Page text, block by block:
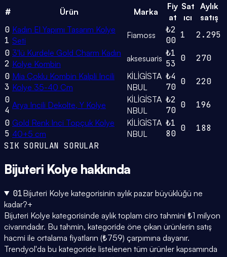
# Ürün Marka
Fiy
at
Sat
ıcı
Aylık
satış
0
1
Kadın El Yapımı Tasarım Kolye
Seti
Fiamoss
₺2
00
1
2.295
0
2
3'lü Kurdele Gold Charm Kadın
Kolye Kombin
aksesuaris ₺1
53
0
270
0
3
Mia Çoklu Kombin Kalpli Incili
Kolye 35-40 Cm
KİLİGİSTA
NBUL
₺4
70
0
220
0
4 Arya Incili Dekolte, Y Kolye
KİLİGİSTA
NBUL
₺2
70
0
196
0
5
Gold Renk Inci Topçuk Kolye
40+5 cm
KİLİGİSTA
NBUL
₺1
80
0
188
SIK SORULAN SORULAR
Bijuteri Kolye hakkında
01Bijuteri Kolye kategorisinin aylık pazar büyüklüğü ne
kadar?+
Bijuteri Kolye kategorisinde aylık toplam ciro tahmini ₺1 milyon
civarındadır. Bu tahmin, kategoride öne çıkan ürünlerin satış
hacmi ile ortalama fiyatların (₺759) çarpımına dayanır.
Trendyol'da bu kategoride listelenen tüm ürünler kapsamında